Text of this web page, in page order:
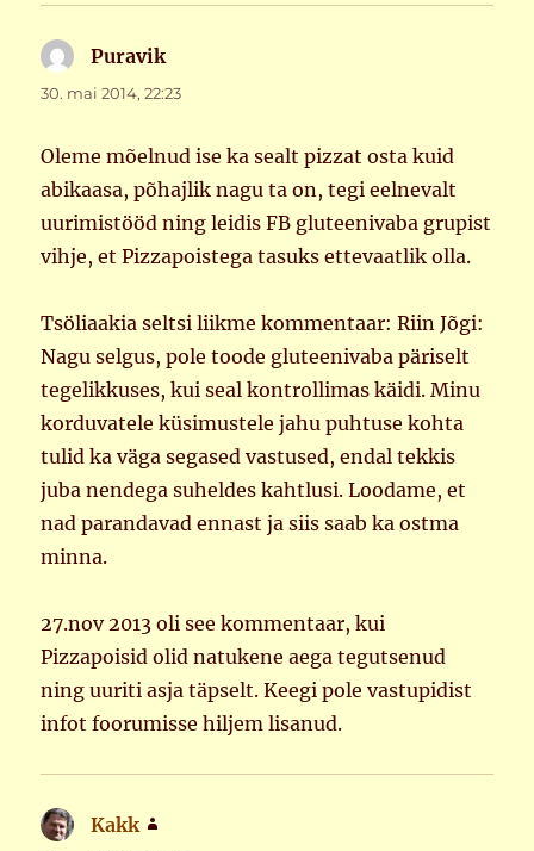
Puravikütleb:
30. mai 2014, 22:23
Oleme mõelnud ise ka sealt pizzat osta kuid
abikaasa, põhajlik nagu ta on, tegi eelnevalt
uurimistööd ning leidis FB gluteenivaba grupist
vihje, et Pizzapoistega tasuks ettevaatlik olla.
Tsöliaakia seltsi liikme kommentaar: Riin Jõgi:
Nagu selgus, pole toode gluteenivaba päriselt
tegelikkuses, kui seal kontrollimas käidi. Minu
korduvatele küsimustele jahu puhtuse kohta
tulid ka väga segased vastused, endal tekkis
juba nendega suheldes kahtlusi. Loodame, et
nad parandavad ennast ja siis saab ka ostma
minna.
27.nov 2013 oli see kommentaar, kui
Pizzapoisid olid natukene aega tegutsenud
ning uuriti asja täpselt. Keegi pole vastupidist
infot foorumisse hiljem lisanud.
Kakk